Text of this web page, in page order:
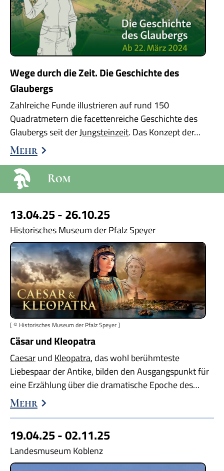
Wege durch die Zeit. Die Geschichte des
Glaubergs
Zahlreiche Funde illustrieren auf rund 150
Quadratmetern die facettenreiche Geschichte des
Glaubergs seit derJungsteinzeit. Das Konzept der…
Mehr
Rom
13.04.25 - 26.10.25
Historisches Museum der Pfalz Speyer
[ © Historisches Museum der Pfalz Speyer ]
Cäsar und Kleopatra
Caesarund Kleopatra, das wohl berühmteste
Liebespaar der Antike, bilden den Ausgangspunkt für
eine Erzählung über die dramatische Epoche des…
Mehr
19.04.25 - 02.11.25
Landesmuseum Koblenz